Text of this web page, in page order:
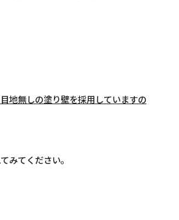
地無しの塗り壁を採用していますの
みてください。